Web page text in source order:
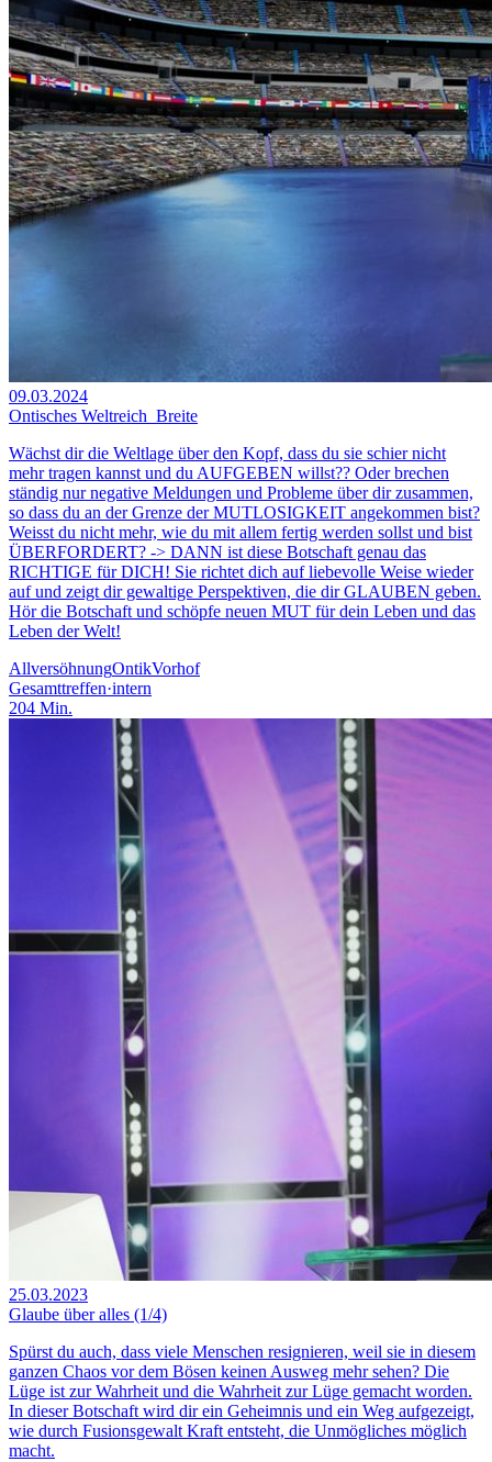
09.03.2024
Ontisches Weltreich_Breite
Wächst dir die Weltlage über den Kopf, dass du sie schier nicht
mehr tragen kannst und du AUFGEBEN willst?? Oder brechen
ständig nur negative Meldungen und Probleme über dir zusammen,
so dass du an der Grenze der MUTLOSIGKEIT angekommen bist?
Weisst du nicht mehr, wie du mit allem fertig werden sollst und bist
ÜBERFORDERT? -> DANN ist diese Botschaft genau das
RICHTIGE für DICH! Sie richtet dich auf liebevolle Weise wieder
auf und zeigt dir gewaltige Perspektiven, die dir GLAUBEN geben.
Hör die Botschaft und schöpfe neuen MUT für dein Leben und das
Leben der Welt!
AllversöhnungOntikVorhof
Gesamttreffen·intern
204 Min.
25.03.2023
Glaube über alles (1/4)
Spürst du auch, dass viele Menschen resignieren, weil sie in diesem
ganzen Chaos vor dem Bösen keinen Ausweg mehr sehen? Die
Lüge ist zur Wahrheit und die Wahrheit zur Lüge gemacht worden.
In dieser Botschaft wird dir ein Geheimnis und ein Weg aufgezeigt,
wie durch Fusionsgewalt Kraft entsteht, die Unmögliches möglich
macht.